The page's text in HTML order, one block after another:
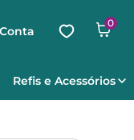
0
Refis e Acessórios